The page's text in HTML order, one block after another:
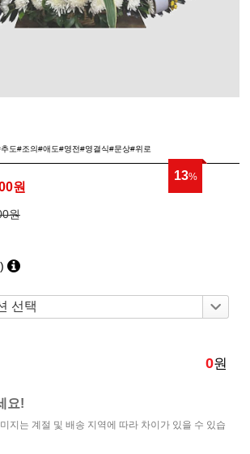
도#조의#애도#영전#영결식#문상#위로
13%
원
원
0원
요!
지는 계절 및 배송 지역에 따라 차이가 있을 수 있습